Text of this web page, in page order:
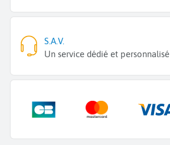
S.A.V.
Un service dédié et personnalisé